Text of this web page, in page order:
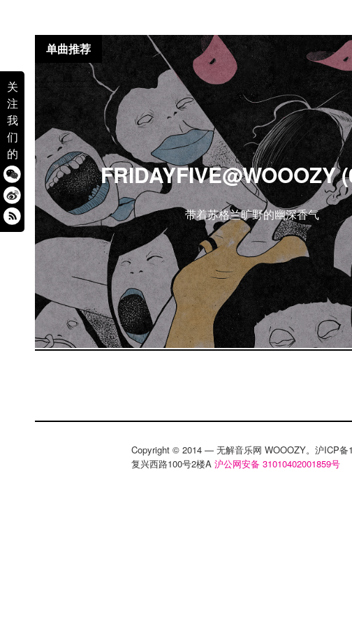
关
注
我
们
的
FRIDAYFIVE@WOOOZY
带着苏格兰旷野的幽深香气
单曲推荐
Copyright © 2014 — 无解音乐网 WOOOZY。沪ICP备
复兴西路100号2楼A 沪公网安备 31010402001859号